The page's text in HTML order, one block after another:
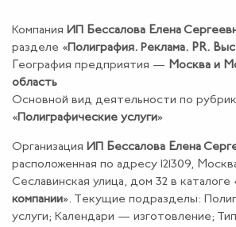
Компания ИП Бессалова Елена
разделе «Полиграфия. Реклама. PR.
География предприятия — Москва и
область
Основной вид деятельности по
«Полиграфические услуги»
Организация ИП Бессалова Елена
расположенная по адресу 121309,
Сеславинская улица, дом 32 в каталоге
компании». Текущие подразделы:
услуги; Календари — изготовление;